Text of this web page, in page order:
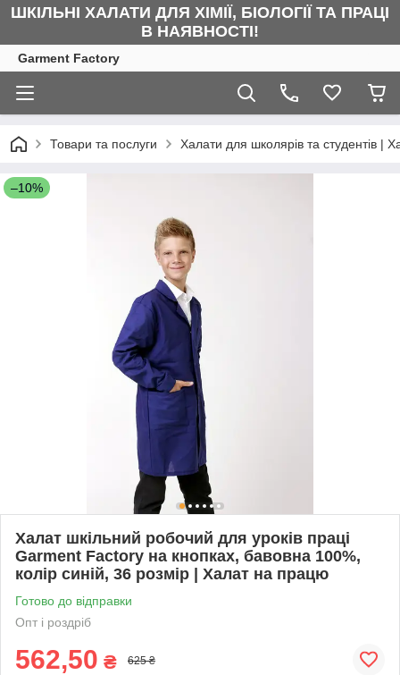
ШКІЛЬНІ ХАЛАТИ ДЛЯ ХІМІЇ, БІОЛОГІЇ ТА ПРАЦІ
В НАЯВНОСТІ!
Garment Factory
Товари та послуги Халати для школярів та студентів |
–10%
Халат шкільний робочий для уроків праці
Garment Factory на кнопках, бавовна 100%,
колір синій, 36 розмір | Халат на працю
Готово до відправки
Опт і роздріб
562,50 ₴ 625 ₴